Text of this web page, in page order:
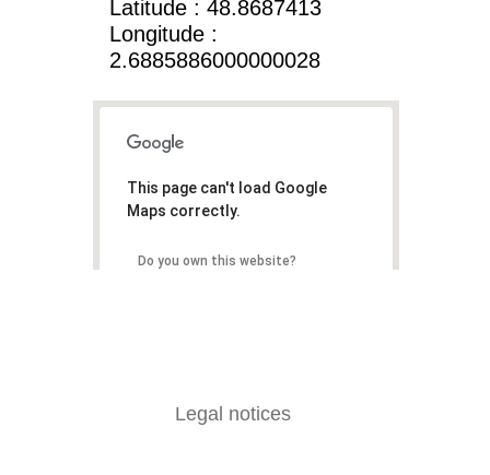
Latitude : 48.8687413
Longitude :
2.6885886000000028
This page can't load Google
Maps correctly.
Do you own this website?
Legal notices